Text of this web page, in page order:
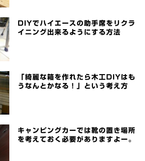
DIYでハイエースの助手席をリクラ
イニング出来るようにする方法
「綺麗な箱を作れたら木工DIYはも
うなんとかなる！」という考え方
キャンピングカーでは靴の置き場所
を考えておく必要がありますよー。